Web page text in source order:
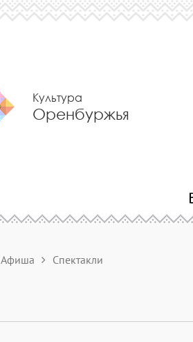
Культура
Оренбуржья
Афиша Спектакли